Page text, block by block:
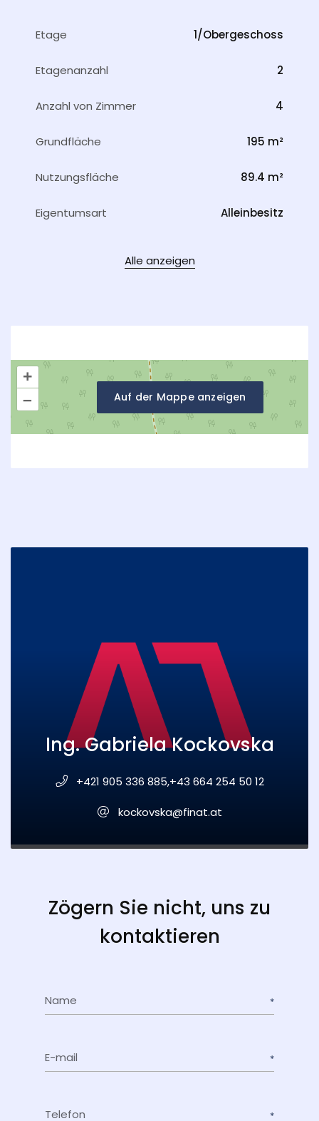
Etage 1/Obergeschoss
Etagenanzahl 2
Anzahl von Zimmer 4
Grundfläche 195 m²
Nutzungsfläche 89.4 m²
Eigentumsart Alleinbesitz
Alle anzeigen
Auf der Mappe anzeigen
+
–
Ing. Gabriela Kockovska
+421 905 336 885,+43 664 254 50 12
kockovska@finat.at
Zögern Sie nicht, uns zu
kontaktieren
Name
E-mail
Telefon